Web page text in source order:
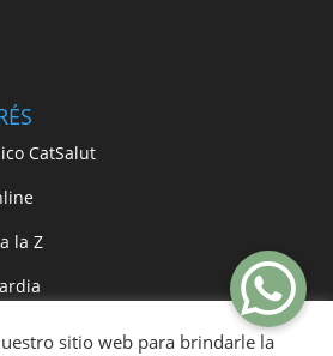
CatSalut
la Z
sitio web para brindarle la